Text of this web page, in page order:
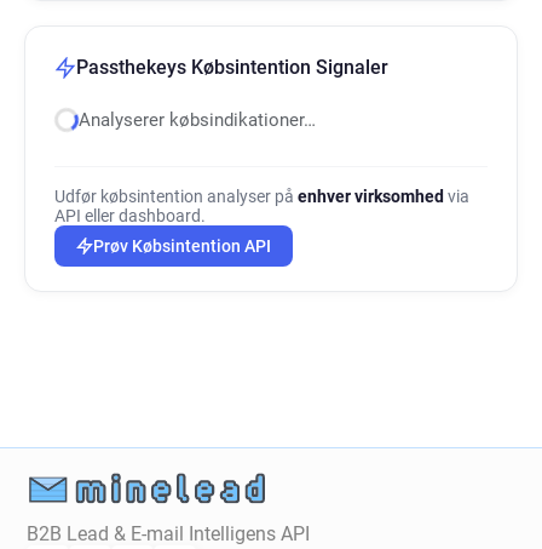
Passthekeys Købsintention Signaler
Analyserer købsindikationer…
Udfør købsintention analyser på enhver virksomhed via
API eller dashboard.
Prøv Købsintention API
B2B Lead & E-mail Intelligens API